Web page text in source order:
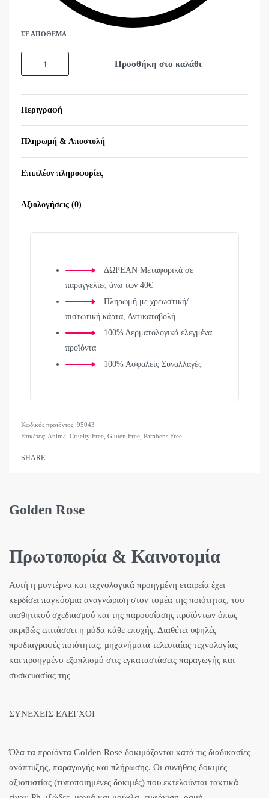
ΣΕ ΑΠΌΘΕΜΑ
Προσθήκη στο καλάθι
Περιγραφή
Πληρωμή & Αποστολή
Επιπλέον πληροφορίες
Αξιολογήσεις (0)
ΔΩΡΕΑΝ Μεταφορικά σε
παραγγελίες άνω των 40€
Πληρωμή με χρεωστική/
πιστωτική κάρτα, Αντικαταβολή
100% Δερματολογικά ελεγμένα
προϊόντα
100% Ασφαλείς Συναλλαγές
95043
Ετικέτες: Animal Cruelty Free Gluten Free Parabens Free
SHARE
Golden Rose
Πρωτοπορία & Καινοτομία
Αυτή η μοντέρνα και τεχνολογικά προηγμένη εταιρεία έχει
κερδίσει παγκόσμια αναγνώριση στον τομέα της ποιότητας, του
αισθητικού σχεδιασμού και της παρουσίασης προϊόντων όπως
ακριβώς επιτάσσει η μόδα κάθε εποχής. Διαθέτει υψηλές
προδιαγραφές ποιότητας, μηχανήματα τελευταίας τεχνολογίας
και προηγμένο εξοπλισμό στις εγκαταστάσεις παραγωγής και
συσκευασίας της
ΣΥΝΕΧΕΙΣ ΕΛΕΓΧΟΙ
Όλα τα προϊόντα Golden Rose δοκιμάζονται κατά τις διαδικασίες
ανάπτυξης, παραγωγής και πλήρωσης. Οι συνήθεις δοκιμές
αξιοπιστίας (τυποποιημένες δοκιμές) που εκτελούνται τακτικά